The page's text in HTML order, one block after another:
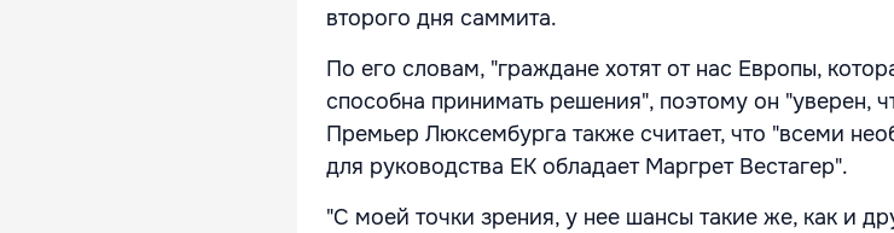
второго дня саммита.
По его словам, "граждане хотят от нас Европы,
способна принимать решения", поэтому он "уверен,
Премьер Люксембурга также считает, что "всеми
для руководства ЕК обладает Маргрет Вестагер".
"С моей точки зрения, у нее шансы такие же, как и